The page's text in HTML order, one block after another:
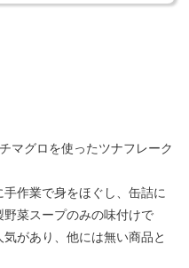
マグロを使ったツナフレーク
作業で身をほぐし、缶詰に
野菜スープのみの味付けで
気があり、他には無い商品と